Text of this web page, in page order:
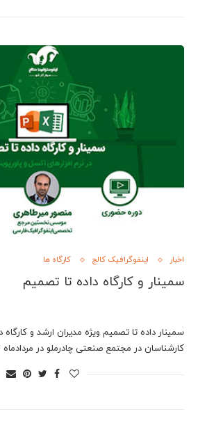
اخبار اینفوگرافیک کالج کارگاه ها
سمینار و کارگاه داده تا تصمیم
سمینار داده تا تصمیم ویژه مدیران ارشد و کارگاه
کارشناسان در مجتمع صنعتی چادرملو در مردادماه 1403 برگزار…